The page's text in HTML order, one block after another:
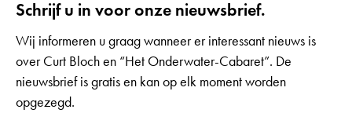
Schrijf u in voor onze nieuwsbrief.
Wij informeren u graag wanneer er interessant nieuws is
over Curt Bloch en “Het Onderwater-Cabaret”. De
nieuwsbrief is gratis en kan op elk moment worden
opgezegd.